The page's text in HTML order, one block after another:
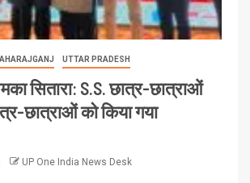
UTTAR PRADESH
सितारा: S.S. छात्र-छात्राओं
छात्राओं को किया गया
UP One India News Desk